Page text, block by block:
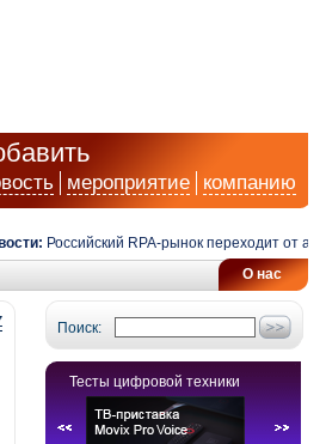
мероприятие компанию
Российский RPA-рынок переходит от
О нас
Поиск:
Тесты цифровой техники